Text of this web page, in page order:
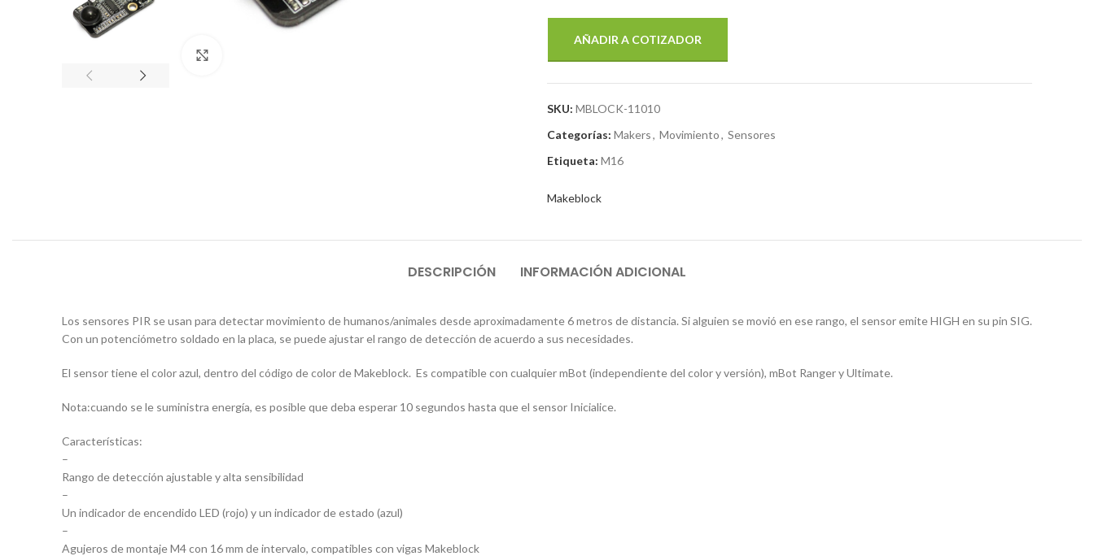
AÑADIR A COTIZADOR
SKU: MBLOCK-11010
Categorías: Makers, Movimiento, Sensores
Etiqueta: M16
Makeblock
DESCRIPCIÓN INFORMACIÓN ADICIONAL
Los sensores PIR se usan para detectar movimiento de humanos/animales desde aproximadamente 6 metros de distancia. Si alguien se movió en ese rango, el sensor emite HIGH en su pin SIG.
Con un potenciómetro soldado en la placa, se puede ajustar el rango de detección de acuerdo a sus necesidades.
El sensor tiene el color azul, dentro del código de color de Makeblock. Es compatible con cualquier mBot (independiente del color y versión), mBot Ranger y Ultimate.
Nota:cuando se le suministra energía, es posible que deba esperar 10 segundos hasta que el sensor Inicialice.
Características:
–
Rango de detección ajustable y alta sensibilidad
–
Un indicador de encendido LED (rojo) y un indicador de estado (azul)
–
Agujeros de montaje M4 con 16 mm de intervalo, compatibles con vigas Makeblock